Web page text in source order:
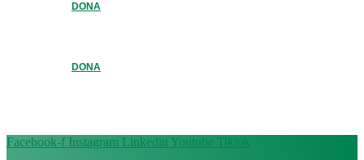
DONA
DONA
Facebook-f Instagram Linkedin Youtube Tiktok